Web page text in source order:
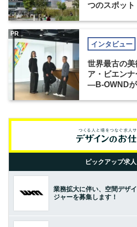
つのスポット
インタビュー
世界最古の
ア・ビエン
―B-OWNDが
PR
ピックアップ求人
業務拡大に伴い、空間デザ
ジャーを募集します！